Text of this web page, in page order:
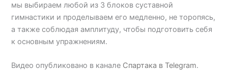
мы выбираем любой из 3 блоков суставной
гимнастики и проделываем его медленно, не торопясь,
а также соблюдая амплитуду, чтобы подготовить себя
к основным упражнениям.
Видео опубликовано в канале Спартака в Telegram.